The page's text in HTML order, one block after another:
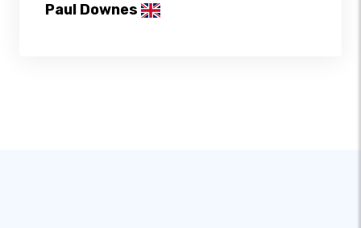
Paul Downes